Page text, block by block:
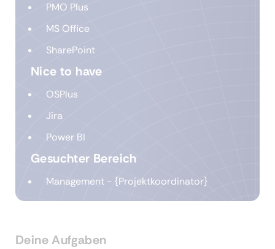
PMO Plus
MS Office
SharePoint
Nice to have
OSPlus
Jira
Power BI
Gesuchter Bereich
Management - {Projektkoordinator}
Deine Aufgaben